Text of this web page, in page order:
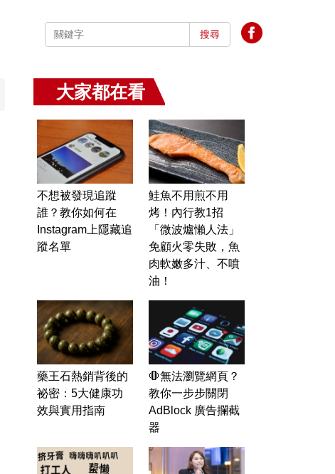
搜尋
大家都在看
不想被發現追蹤
誰？教你如何在
Instagram上隱藏追
蹤名單
鮭魚不用煎不用
烤！內行教1招
「微波爐懶人法」
免顧火零失敗，魚
肉軟嫩多汁、不噴
油！
藥王石熱銷背後的
祕密：5大健康功
效與實用指南
🛑無法瀏覽網頁？
教你一步步關閉
AdBlock 廣告攔截
器